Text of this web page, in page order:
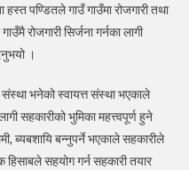
पण्डितले गाउँ गाउँमा रोजगारी तथा
रोजगारी सिर्जना गर्नका लागी
।
संस्था भनेको स्वायत्त संस्था भएकाले
सहकारीको भुमिका महत्त्वपूर्ण हुने
ब्यबशायि बन्नुपर्ने भएकाले सहकारीले
सहयोग गर्न सहकारी तयार